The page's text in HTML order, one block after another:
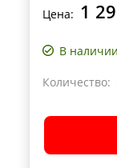
Цена: 1
В наличии
Количество: